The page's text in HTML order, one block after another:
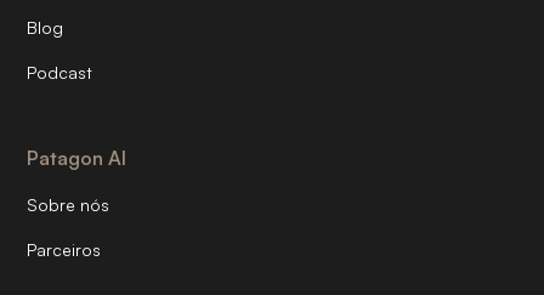
Blog
Podcast
Patagon AI
Sobre nós
Parceiros